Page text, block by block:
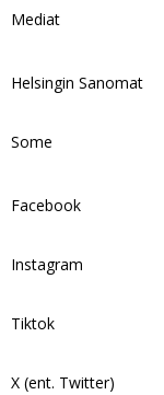
Mediat
Helsingin Sanomat
Some
Facebook
Instagram
Tiktok
X (ent. Twitter)